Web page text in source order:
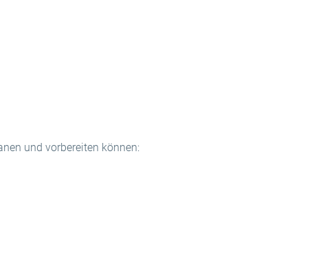
und vorbereiten können: